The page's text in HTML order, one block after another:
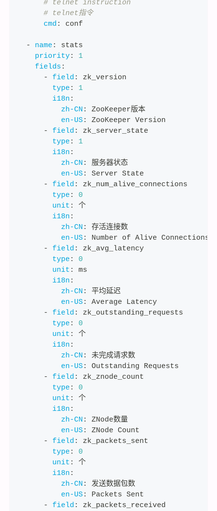
# telnet instruction
# telnet指令
cmd : conf
- name :
stats
priority:
1
fields :
-
field :
zk_version
type :
1
i18n :
zh-CN :
ZooKeeper版本
en-US:
ZooKeeper Version
-
field :
zk_server_state
type :
1
i18n :
zh-CN :
服务器状态
en-US:
Server State
-
field :
zk_num_alive_connections
type :
0
unit :
个
i18n :
zh-CN :
存活连接数
en-US:
Number of Alive Connections
-
field :
zk_avg_latency
type :
0
unit :
ms
i18n :
zh-CN :
平均延迟
en-US:
Average Latency
-
field :
zk_outstanding_requests
type :
0
unit :
个
i18n :
zh-CN :
未完成请求数
en-US:
Outstanding Requests
-
field :
zk_znode_count
type :
0
unit :
个
i18n :
zh-CN :
ZNode数量
en-US:
ZNode Count
-
field :
zk_packets_sent
type :
0
unit :
个
i18n :
zh-CN :
发送数据包数
en-US:
Packets Sent
-
field :
zk_packets_received